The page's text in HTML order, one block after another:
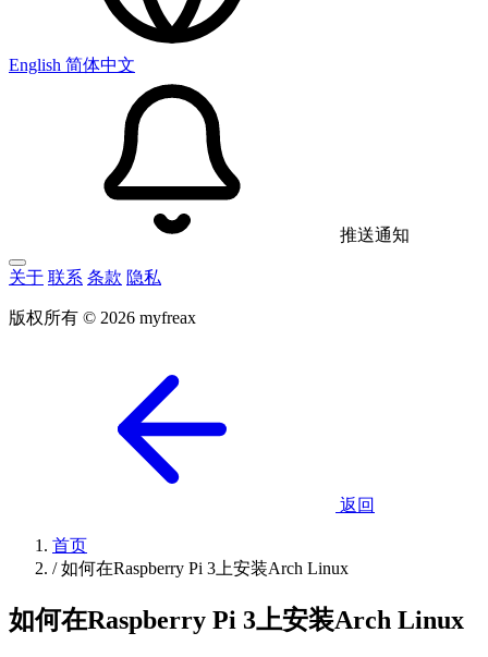
English 简体中文
推送通知
关于 联系 条款 隐私
版权所有 © 2026 myfreax
返回
首页
/ 如何在Raspberry Pi 3上安装Arch Linux
如何在Raspberry Pi 3上安装Arch Linux